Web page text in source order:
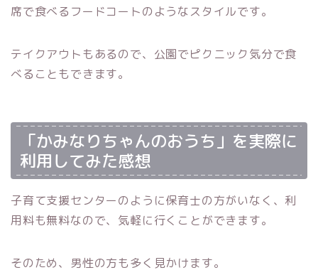
席で食べるフードコートのようなスタイルです。
テイクアウトもあるので、公園でピクニック気分で食
べることもできます。
「かみなりちゃんのおうち」を実際に
利用してみた感想
子育て支援センターのように保育士の方がいなく、利
用料も無料なので、気軽に行くことができます。
そのため、男性の方も多く見かけます。